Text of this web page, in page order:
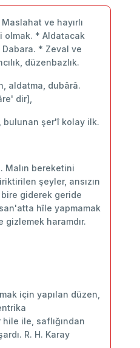
ve hayırlı
olmak. * Aldatacak
* Zeval ve
düzenbazlık.
aldatma, dubârâ.
dir],
bulunan şer'î kolay ilk.
Malın bereketini
şeyler, ansızın
giderek geride
hîle yapmamak
gizlemek haramdır.
için yapılan düzen,
ile, saflığından
R. H. Karay